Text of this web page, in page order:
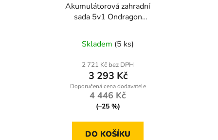
Akumulátorová zahradní
sada 5v1 Ondragon
pila, sekátor, vyžínač,
foukač, 2× aku 48 V
Skladem (5 ks)
2 721 Kč bez DPH
3 293 Kč
4 446 Kč
(–25 %)
DO KOŠÍKU